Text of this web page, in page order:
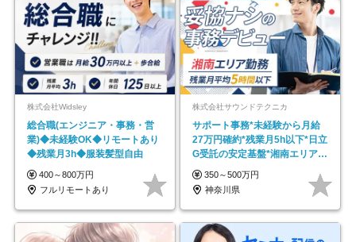
株式会社Widsley
総合職(エンジニア・事務・営
業)◆未経験OK◆リモートあり
◆残業月3h◆服装髪型自由
400～800万円
フルリモートあり
株式会社サウンドテクニカ
サポート事務*未経験から月給
27万円確約*残業月5h以下*日立
G受託の安定基盤*湘南エリア勤
務
350～500万円
神奈川県